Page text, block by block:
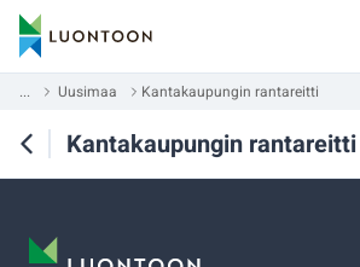
... Uusimaa Kantakaupungin rantareitti
Kantakaupungin rantareitti